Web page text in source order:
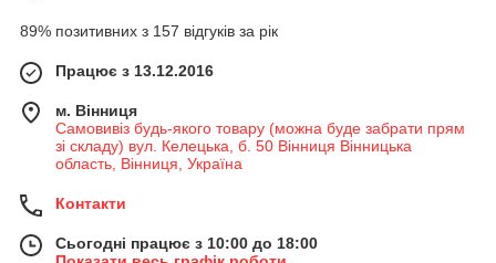
89% позитивних з 157 відгуків за рік
Працює з 13.12.2016
м. Вінниця
Самовивіз будь-якого товару (можна буде забрати прям
зі складу) вул. Келецька, б. 50 Вінниця Вінницька
область, Вінниця, Україна
Контакти
Сьогодні працює з 10:00 до 18:00